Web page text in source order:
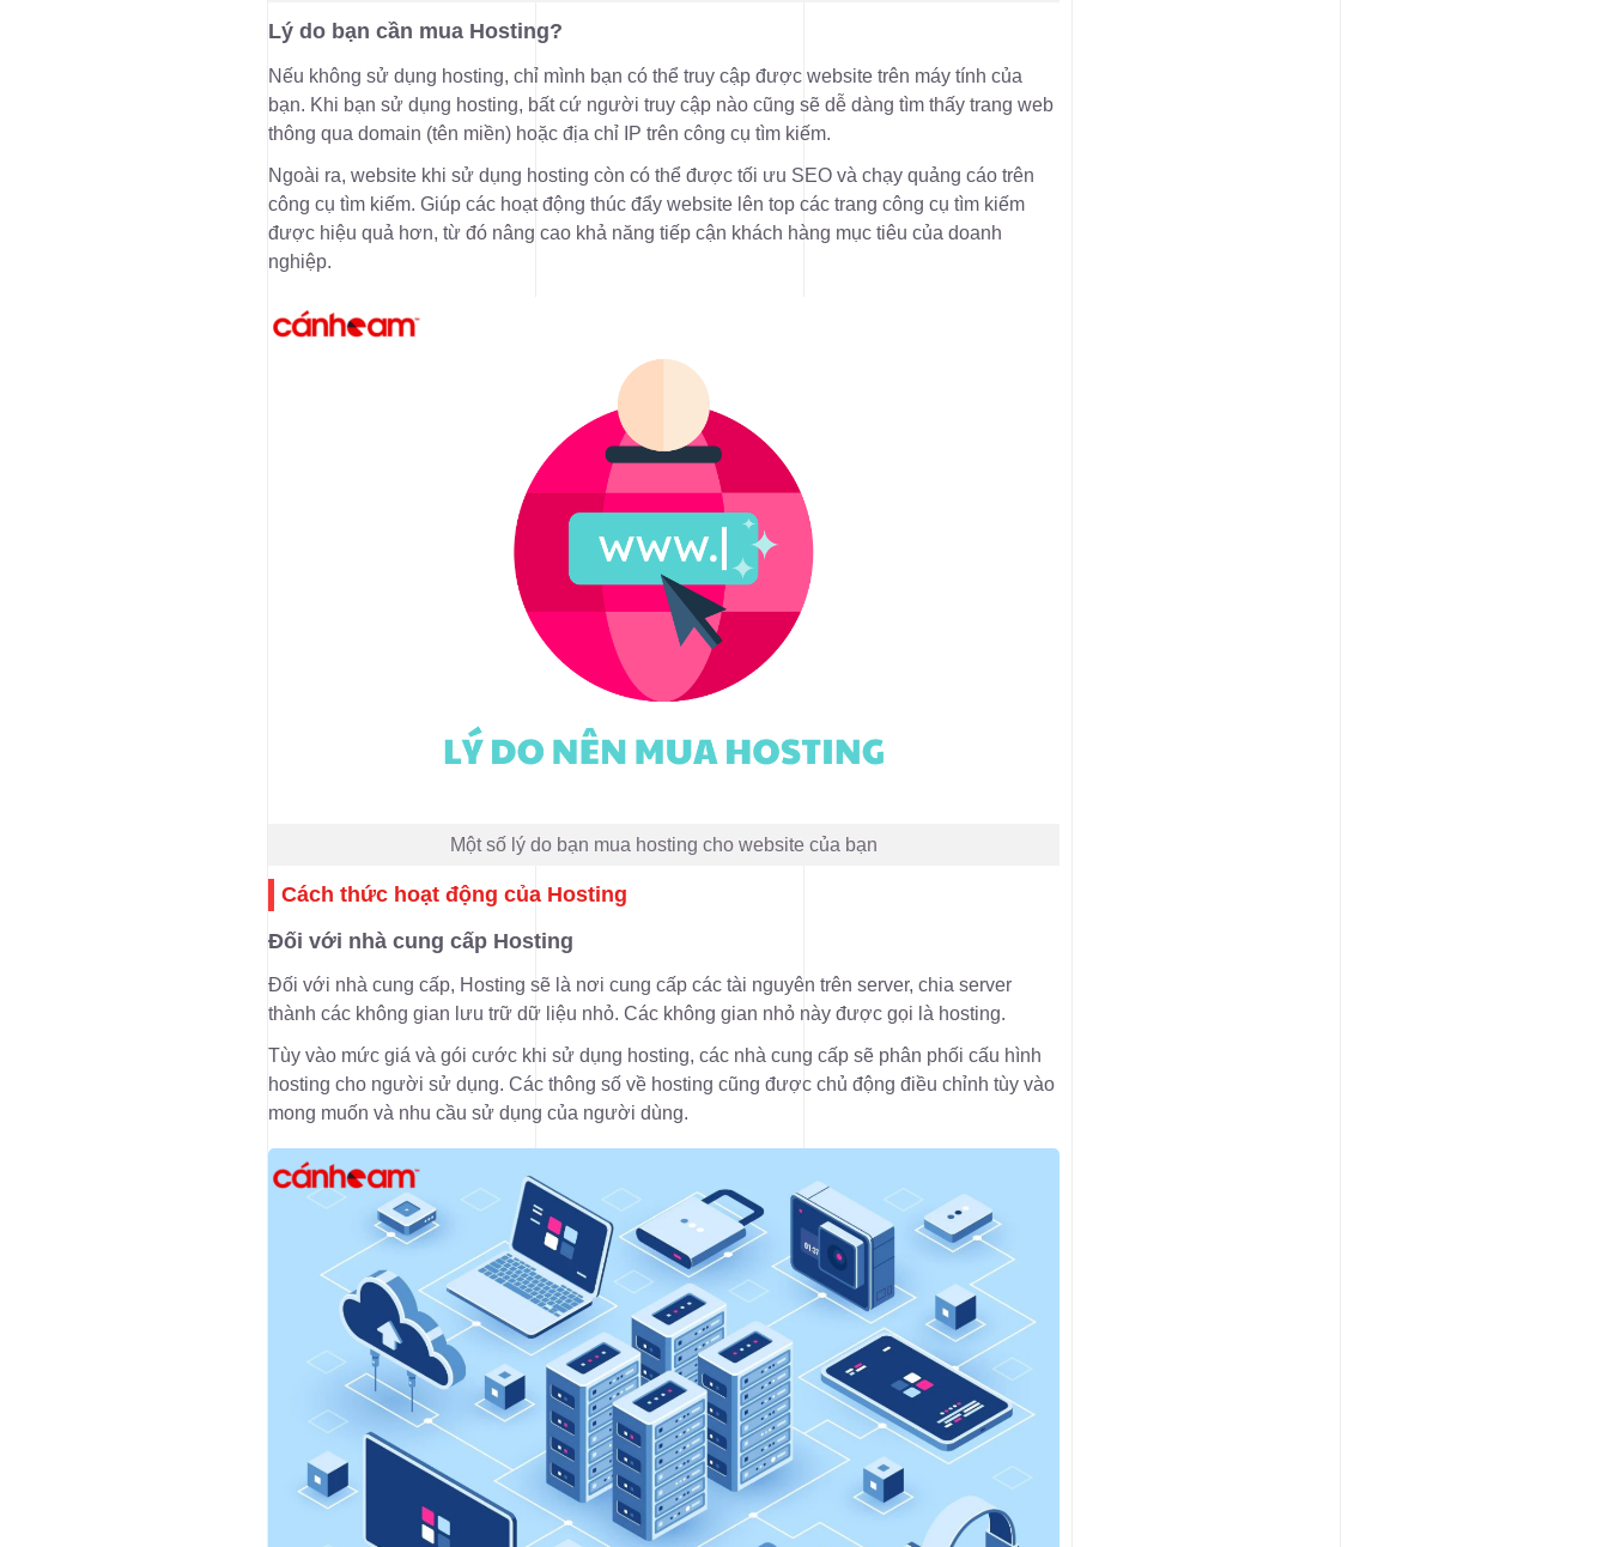
Lý do bạn cần mua Hosting?
Nếu không sử dụng hosting, chỉ mình bạn có thể truy cập được website trên máy tính của
bạn. Khi bạn sử dụng hosting, bất cứ người truy cập nào cũng sẽ dễ dàng tìm thấy trang web
thông qua domain (tên miền) hoặc địa chỉ IP trên công cụ tìm kiếm.
Ngoài ra, website khi sử dụng hosting còn có thể được tối ưu SEO và chạy quảng cáo trên
công cụ tìm kiếm. Giúp các hoạt động thúc đẩy website lên top các trang công cụ tìm kiếm
được hiệu quả hơn, từ đó nâng cao khả năng tiếp cận khách hàng mục tiêu của doanh
nghiệp.
Một số lý do bạn mua hosting cho website của bạn
Cách thức hoạt động của Hosting
Đối với nhà cung cấp Hosting
Đối với nhà cung cấp, Hosting sẽ là nơi cung cấp các tài nguyên trên server, chia server
thành các không gian lưu trữ dữ liệu nhỏ. Các không gian nhỏ này được gọi là hosting.
Tùy vào mức giá và gói cước khi sử dụng hosting, các nhà cung cấp sẽ phân phối cấu hình
hosting cho người sử dụng. Các thông số về hosting cũng được chủ động điều chỉnh tùy vào
mong muốn và nhu cầu sử dụng của người dùng.